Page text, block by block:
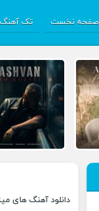
صفحه نخست تک
دانلود آهنگ های